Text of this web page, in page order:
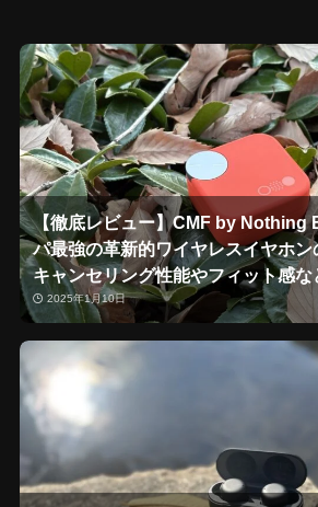
【徹底レビュー】CMF by Nothing
パ最強の革新的ワイヤレスイヤホ
キャンセリング性能やフィット感
2025年1月10日